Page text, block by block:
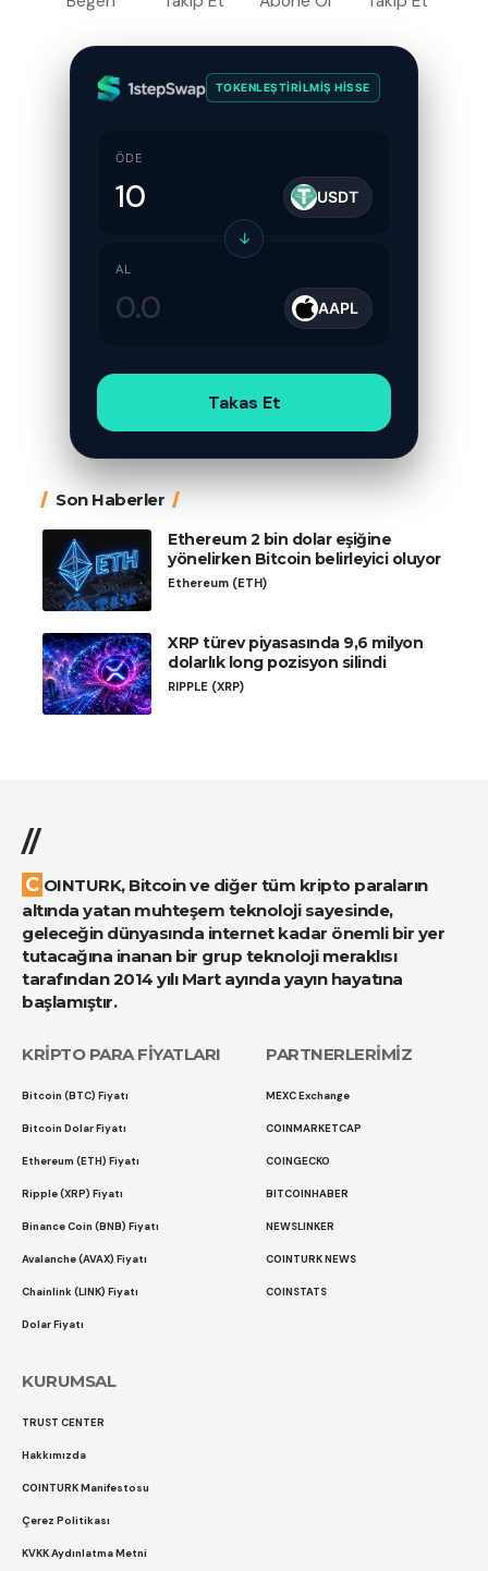
TOKENLEŞTIRILMIŞ HISSE
ÖDE
USDT
↓
AL
AAPL
Takas Et
Son Haberler
Ethereum 2 bin dolar eşiğine
yönelirken Bitcoin belirleyici oluyor
Ethereum (ETH)
XRP türev piyasasında 9,6 milyon
dolarlık long pozisyon silindi
RIPPLE (XRP)
//
COINTURK, Bitcoin ve diğer tüm kripto paraların
altında yatan muhteşem teknoloji sayesinde,
geleceğin dünyasında internet kadar önemli bir yer
tutacağına inanan bir grup teknoloji meraklısı
tarafından 2014 yılı Mart ayında yayın hayatına
başlamıştır.
KRİPTO PARA FİYATLARI
Bitcoin (BTC) Fiyatı
Bitcoin Dolar Fiyatı
Ethereum (ETH) Fiyatı
Ripple (XRP) Fiyatı
Binance Coin (BNB) Fiyatı
Avalanche (AVAX) Fiyatı
Chainlink (LINK) Fiyatı
Dolar Fiyatı
PARTNERLERİMİZ
MEXC Exchange
COINMARKETCAP
COINGECKO
BITCOINHABER
NEWSLINKER
COINTURK NEWS
COINSTATS
KURUMSAL
TRUST CENTER
Hakkımızda
COINTURK Manifestosu
Çerez Politikası
KVKK Aydınlatma Metni